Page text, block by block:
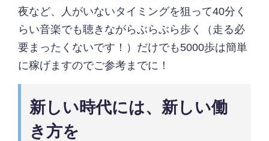
夜など、人がいないタイミングを狙って40分く
らい音楽でも聴きながらぶらぶら歩く（走る必
要まったくないです！）だけでも5000歩は簡単
に稼げますのでご参考までに！
新しい時代には、新しい働
き方を